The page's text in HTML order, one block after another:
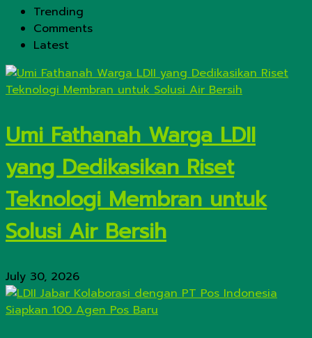
Trending
Comments
Latest
Umi Fathanah Warga LDII
yang Dedikasikan Riset
Teknologi Membran untuk
Solusi Air Bersih
July 30, 2026